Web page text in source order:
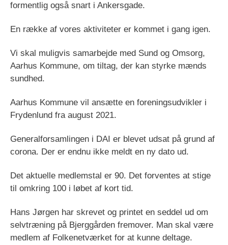
formentlig også snart i Ankersgade.
En række af vores aktiviteter er kommet i gang igen.
Vi skal muligvis samarbejde med Sund og Omsorg,
Aarhus Kommune, om tiltag, der kan styrke mænds
sundhed.
Aarhus Kommune vil ansætte en foreningsudvikler i
Frydenlund fra august 2021.
Generalforsamlingen i DAI er blevet udsat på grund af
corona. Der er endnu ikke meldt en ny dato ud.
Det aktuelle medlemstal er 90. Det forventes at stige
til omkring 100 i løbet af kort tid.
Hans Jørgen har skrevet og printet en seddel ud om
selvtræning på Bjerggården fremover. Man skal være
medlem af Folkenetværket for at kunne deltage.